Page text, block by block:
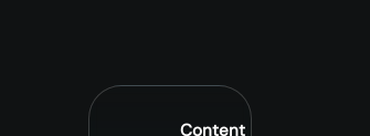
Content